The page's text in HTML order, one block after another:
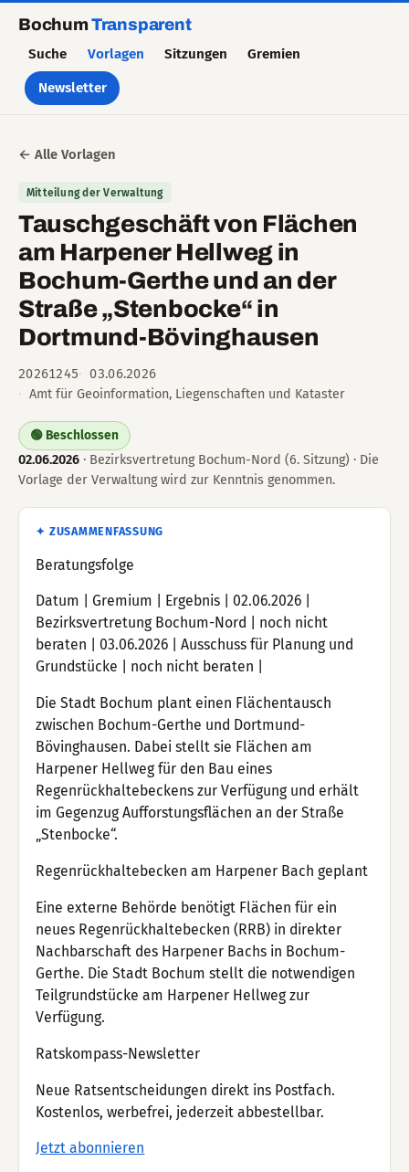
BochumTransparent
Suche Vorlagen Sitzungen Gremien
Newsletter
← Alle Vorlagen
Mitteilung der Verwaltung
Tauschgeschäft von Flächen
am Harpener Hellweg in
Bochum-Gerthe und an der
Straße „Stenbocke“ in
Dortmund-Bövinghausen
20261245
03.06.2026
Amt für Geoinformation, Liegenschaften und Kataster
🟢 Beschlossen
02.06.2026 · Bezirksvertretung Bochum-Nord (6. Sitzung) · Die
Vorlage der Verwaltung wird zur Kenntnis genommen.
✦ ZUSAMMENFASSUNG
Beratungsfolge
Datum | Gremium | Ergebnis | 02.06.2026 |
Bezirksvertretung Bochum-Nord | noch nicht
beraten | 03.06.2026 | Ausschuss für Planung und
Grundstücke | noch nicht beraten |
Die Stadt Bochum plant einen Flächentausch
zwischen Bochum-Gerthe und Dortmund-
Bövinghausen. Dabei stellt sie Flächen am
Harpener Hellweg für den Bau eines
Regenrückhaltebeckens zur Verfügung und erhält
im Gegenzug Aufforstungsflächen an der Straße
„Stenbocke“.
Regenrückhaltebecken am Harpener Bach geplant
Eine externe Behörde benötigt Flächen für ein
neues Regenrückhaltebecken (RRB) in direkter
Nachbarschaft des Harpener Bachs in Bochum-
Gerthe. Die Stadt Bochum stellt die notwendigen
Teilgrundstücke am Harpener Hellweg zur
Verfügung.
Ratskompass-Newsletter
Neue Ratsentscheidungen direkt ins Postfach.
Kostenlos, werbefrei, jederzeit abbestellbar.
Jetzt abonnieren